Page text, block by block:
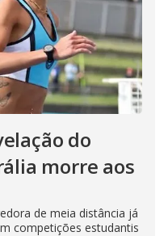
do
morre aos
de meia distância já
competições estudantis